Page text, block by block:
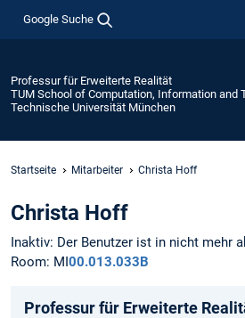
Google Suche
Professur für Erweiterte Realität
TUM School of Computation, Information and
Technische Universität München
Startseite Mitarbeiter Christa Hoff
Christa Hoff
Inaktiv: Der Benutzer ist in nicht mehr
Room: MI 00.013.033B
Professur für Erweiterte